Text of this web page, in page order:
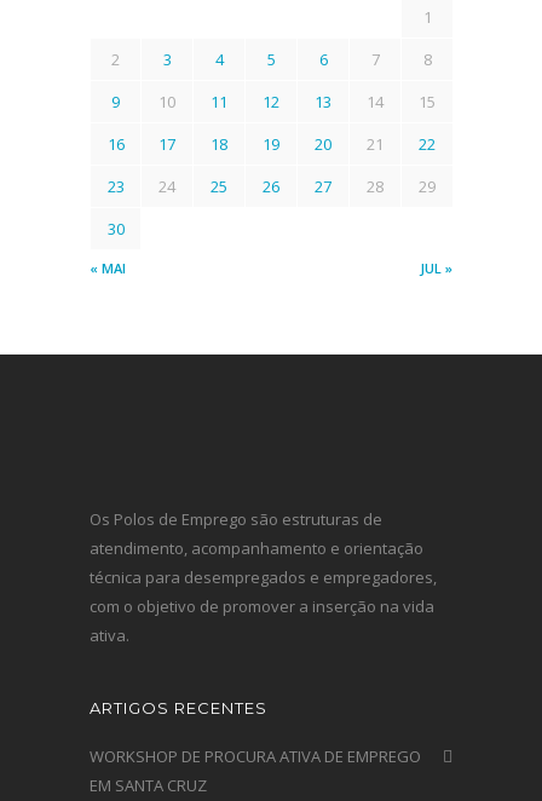
« MAI JUL »
1
2
3 4 5 6 7
8
9
10 11 12 13 14
15
16
17 18 19 20 21
22
23
24 25 26 27 28
29
30
Os Polos de Emprego são estruturas de
atendimento, acompanhamento e orientação
técnica para desempregados e empregadores,
com o objetivo de promover a inserção na vida
ativa.
ARTIGOS RECENTES
WORKSHOP DE PROCURA ATIVA DE EMPREGO
EM SANTA CRUZ